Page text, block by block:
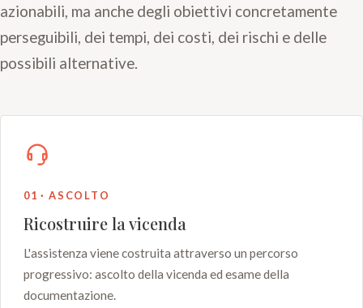
azionabili, ma anche degli obiettivi concretamente
perseguibili, dei tempi, dei costi, dei rischi e delle
possibili alternative.
01 · ASCOLTO
Ricostruire la vicenda
L'assistenza viene costruita attraverso un percorso
progressivo: ascolto della vicenda ed esame della
documentazione.